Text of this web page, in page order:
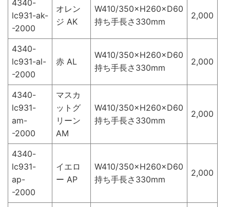
4340-
lc931-ak-
-2000
オレン
ジ AK
W410/350×H260×D60
持ち手長さ330mm
2,000
4340-
lc931-al-
-2000
赤 AL
W410/350×H260×D60
持ち手長さ330mm
2,000
4340-
lc931-
am-
-2000
マスカ
ットグ
リーン
AM
W410/350×H260×D60
持ち手長さ330mm
2,000
4340-
lc931-
ap-
-2000
イエロ
ー AP
W410/350×H260×D60
持ち手長さ330mm
2,000